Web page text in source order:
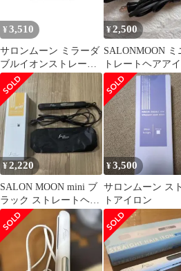
¥ 3,510
サロンムーン ミラーダ
ブルイオンストレート
ヘアアイロン ブラック
SLM106SALONMOON
（サロンムーン） ［交
流（コード）式］
¥2,500
SALONMOON ミ
トレートヘアアイ
ブラック
¥2,220
SALON MOON mini ブ
ラック ストレートヘア
アイロン 20mm
¥3,500
サロンムーン ス
トアイロン